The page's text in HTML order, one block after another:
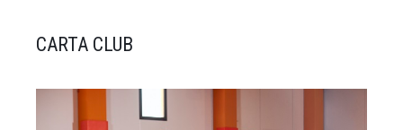
CARTA CLUB